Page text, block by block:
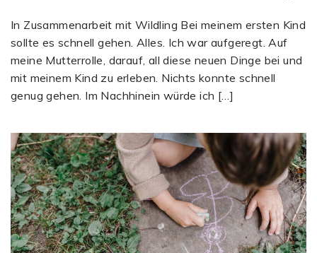
In Zusammenarbeit mit Wildling Bei meinem ersten Kind
sollte es schnell gehen. Alles. Ich war aufgeregt. Auf
meine Mutterrolle, darauf, all diese neuen Dinge bei und
mit meinem Kind zu erleben. Nichts konnte schnell
genug gehen. Im Nachhinein würde ich […]